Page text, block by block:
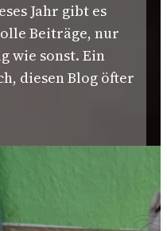
Jahr gibt es
Beiträge, nur
wie sonst. Ein
diesen Blog öfter